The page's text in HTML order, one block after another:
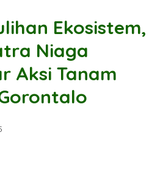
Ekosistem,
Niaga
Aksi Tanam